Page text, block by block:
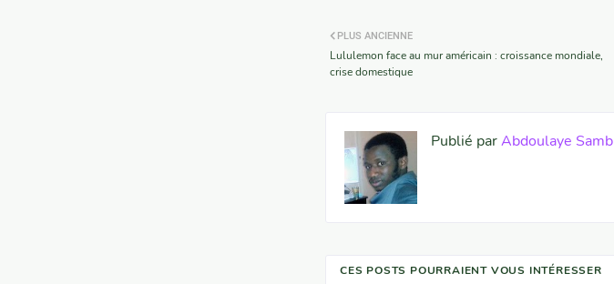
PLUS ANCIENNE
Lululemon face au mur américain : croissance mondiale,
crise domestique
Publié parAbdoulaye Samb
CES POSTS POURRAIENT VOUS INTÉRESSER